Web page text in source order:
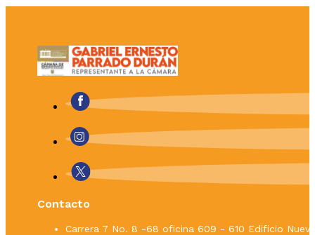
Contacto
Carrera 7 No. 8 -68 oficina 609 - 610 Edificio